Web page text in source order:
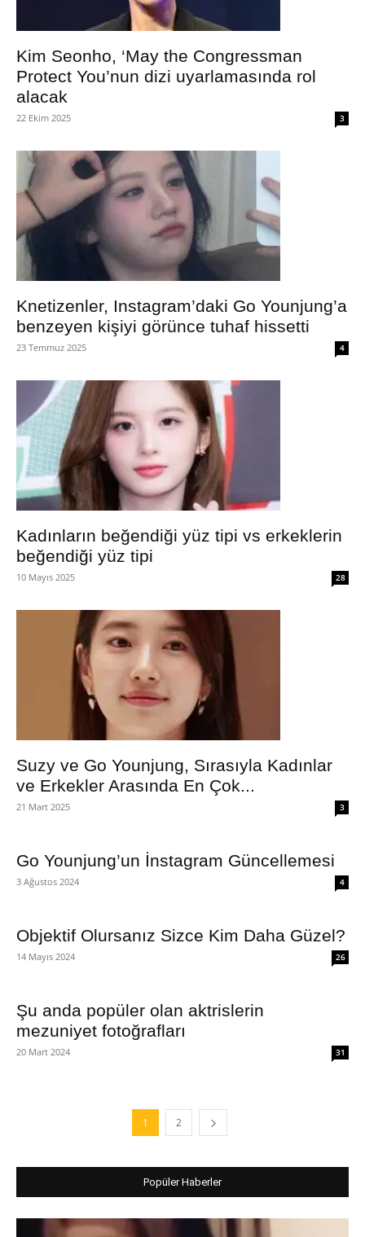
Kim Seonho, ‘May the Congressman
Protect You’nun dizi uyarlamasında rol
alacak
22 Ekim 2025 3
Knetizenler, Instagram’daki Go Younjung’a
benzeyen kişiyi görünce tuhaf hissetti
23 Temmuz 2025 4
Kadınların beğendiği yüz tipi vs erkeklerin
beğendiği yüz tipi
10 Mayıs 2025 28
Suzy ve Go Younjung, Sırasıyla Kadınlar
ve Erkekler Arasında En Çok...
21 Mart 2025 3
Go Younjung’un İnstagram Güncellemesi
3 Ağustos 2024 4
Objektif Olursanız Sizce Kim Daha Güzel?
14 Mayıs 2024 26
Şu anda popüler olan aktrislerin
mezuniyet fotoğrafları
20 Mart 2024 31
1 2
Popüler Haberler